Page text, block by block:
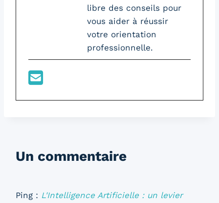
libre des conseils pour
vous aider à réussir
votre orientation
professionnelle.
Un commentaire
Ping : L'Intelligence Artificielle : un levier